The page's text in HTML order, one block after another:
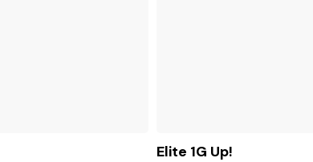
Elite 1G Up!